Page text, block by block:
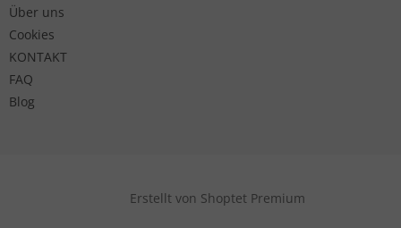
Über uns
Cookies
KONTAKT
FAQ
Blog
Erstellt von Shoptet Premium